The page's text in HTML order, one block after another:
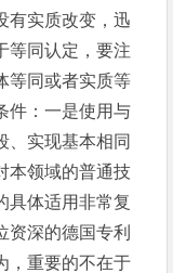
有实质改变，迅
等同认定，要注
等同或者实质等
件：一是使用与
、实现基本相同
本领域的普通技
具体适用非常复
资深的德国专利
，重要的不在于